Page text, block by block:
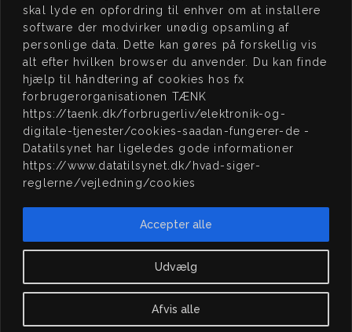
skal lyde en opfordring til enhver om at installere
software der modvirker unødig opsamling af
personlige data. Dette kan gøres på forskellig vis
alt efter hvilken browser du anvender. Du kan finde
hjælp til håndtering af cookies hos fx
forbrugerorganisationen TÆNK
https://taenk.dk/forbrugerliv/elektronik-og-
digitale-tjenester/cookies-saadan-fungerer-de -
Datatilsynet har ligeledes gode informationer
https://www.datatilsynet.dk/hvad-siger-
reglerne/vejledning/cookies
Udvælg
Afvis alle
Accepter alle
CVR 41576472
JEGSTØTTER
Scleroseforeningen,
Kræftens Bekæmplese
ÅB NINGSTIDER
MAN: 15:00 – 20:00
TIRS: Lukket
ONS: 15:00 – 20:00
TORS:
FRE:
LØR: 09:00 – 16:00
SØN:
J H Massage